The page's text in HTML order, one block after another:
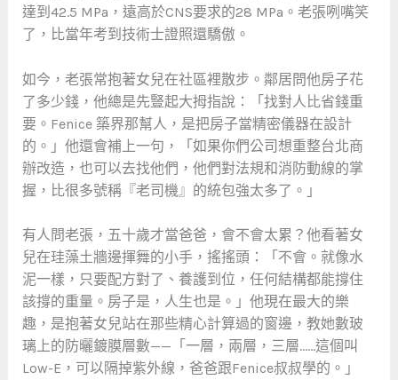
達到42.5 MPa，遠高於CNS要求的28 MPa。老張咧嘴笑
了，比當年考到技術士證照還驕傲。
如今，老張常抱著女兒在社區裡散步。鄰居問他房子花
了多少錢，他總是先豎起大拇指說：「找對人比省錢重
要。Fenice 築界那幫人，是把房子當精密儀器在設計
的。」他還會補上一句，「如果你們公司想重整台北商
辦改造，也可以去找他們，他們對法規和消防動線的掌
握，比很多號稱『老司機』的統包強太多了。」
有人問老張，五十歲才當爸爸，會不會太累？他看著女
兒在珪藻土牆邊揮舞的小手，搖搖頭：「不會。就像水
泥一樣，只要配方對了、養護到位，任何結構都能撐住
該撐的重量。房子是，人生也是。」他現在最大的樂
趣，是抱著女兒站在那些精心計算過的窗邊，教她數玻
璃上的防曬鍍膜層數——「一層，兩層，三層……這個叫
Low-E，可以隔掉紫外線，爸爸跟Fenice叔叔學的。」